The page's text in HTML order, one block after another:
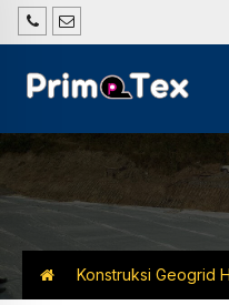
Konstruksi Geogrid